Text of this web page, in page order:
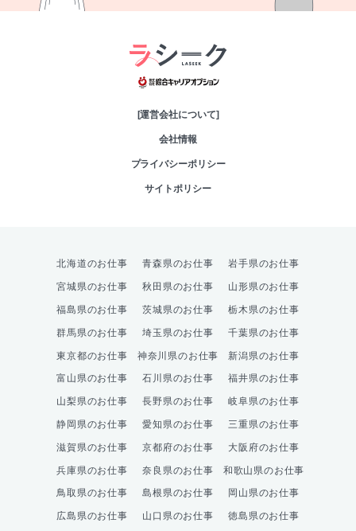
[運営会社について]
会社情報
プライバシーポリシー
サイトポリシー
北海道のお仕事 青森県のお仕事 岩手県のお仕事
宮城県のお仕事 秋田県のお仕事 山形県のお仕事
福島県のお仕事 茨城県のお仕事 栃木県のお仕事
群馬県のお仕事 埼玉県のお仕事 千葉県のお仕事
東京都のお仕事 神奈川県のお仕事 新潟県のお仕事
富山県のお仕事 石川県のお仕事 福井県のお仕事
山梨県のお仕事 長野県のお仕事 岐阜県のお仕事
静岡県のお仕事 愛知県のお仕事 三重県のお仕事
滋賀県のお仕事 京都府のお仕事 大阪府のお仕事
兵庫県のお仕事 奈良県のお仕事 和歌山県のお仕事
鳥取県のお仕事 島根県のお仕事 岡山県のお仕事
広島県のお仕事 山口県のお仕事 徳島県のお仕事